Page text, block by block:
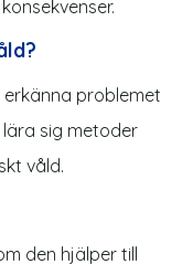
problemet
sig metoder
våld.
den hjälper till